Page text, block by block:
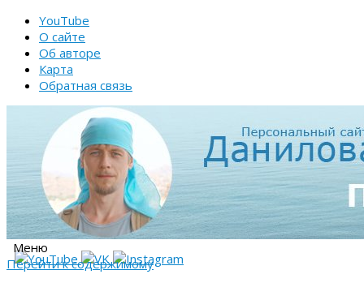
YouTube
О сайте
Об авторе
Карта
Обратная связь
Меню
Перейти к содержимому